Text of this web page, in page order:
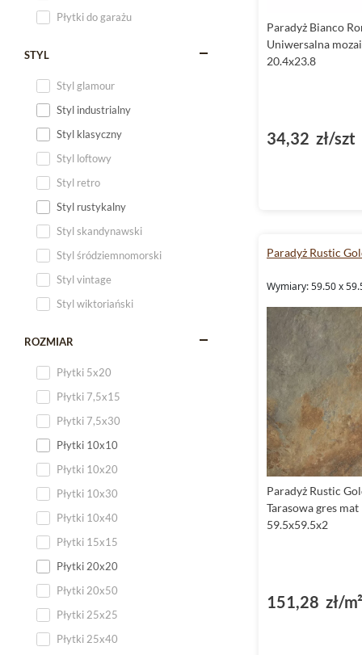
Płytki do garażu
STYL
Styl glamour
Styl industrialny
Styl klasyczny
Styl loftowy
Styl retro
Styl rustykalny
Styl skandynawski
Styl śródziemnomorski
Styl vintage
Styl wiktoriański
ROZMIAR
Płytki 5x20
Płytki 7,5x15
Płytki 7,5x30
Płytki 10x10
Płytki 10x20
Płytki 10x30
Płytki 10x40
Płytki 15x15
Płytki 20x20
Płytki 20x50
Płytki 25x25
Płytki 25x40
Paradyż Bianco
Uniwersalna
20.4x23.8
34,32 zł/szt
Paradyż Rustic
Wymiary: 59.50 x
Paradyż Rustic
Tarasowa gres
59.5x59.5x2
151,28 zł/m²